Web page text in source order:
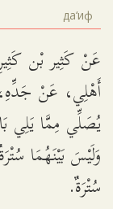
да‘иф
عَنْ كَثِير بْن
أَهْلِي، عَنْ جَدِّهِ،
يُصَلِّي مِمَّا يَلِي
وَلَيْسَ بَيْنَهُمَا
سُتْرَةٌ.